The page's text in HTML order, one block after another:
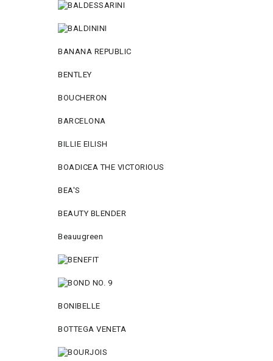
BANANA REPUBLIC
BENTLEY
BOUCHERON
BARCELONA
BILLIE EILISH
BOADICEA THE VICTORIOUS
BEA'S
BEAUTY BLENDER
Beauugreen
BONIBELLE
BOTTEGA VENETA